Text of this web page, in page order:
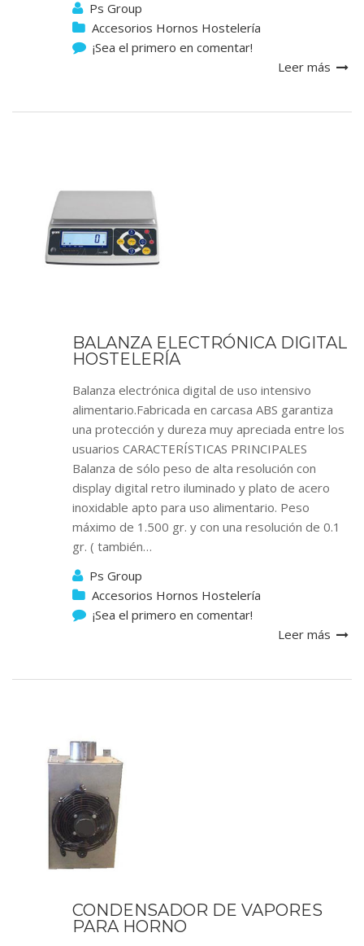
Ps Group
Accesorios Hornos Hostelería
¡Sea el primero en comentar!
Leer más
BALANZA ELECTRÓNICA DIGITAL
HOSTELERÍA
Balanza electrónica digital de uso intensivo
alimentario.Fabricada en carcasa ABS garantiza
una protección y dureza muy apreciada entre los
usuarios CARACTERÍSTICAS PRINCIPALES
Balanza de sólo peso de alta resolución con
display digital retro iluminado y plato de acero
inoxidable apto para uso alimentario. Peso
máximo de 1.500 gr. y con una resolución de 0.1
gr. ( también…
Ps Group
Accesorios Hornos Hostelería
¡Sea el primero en comentar!
Leer más
CONDENSADOR DE VAPORES
PARA HORNO